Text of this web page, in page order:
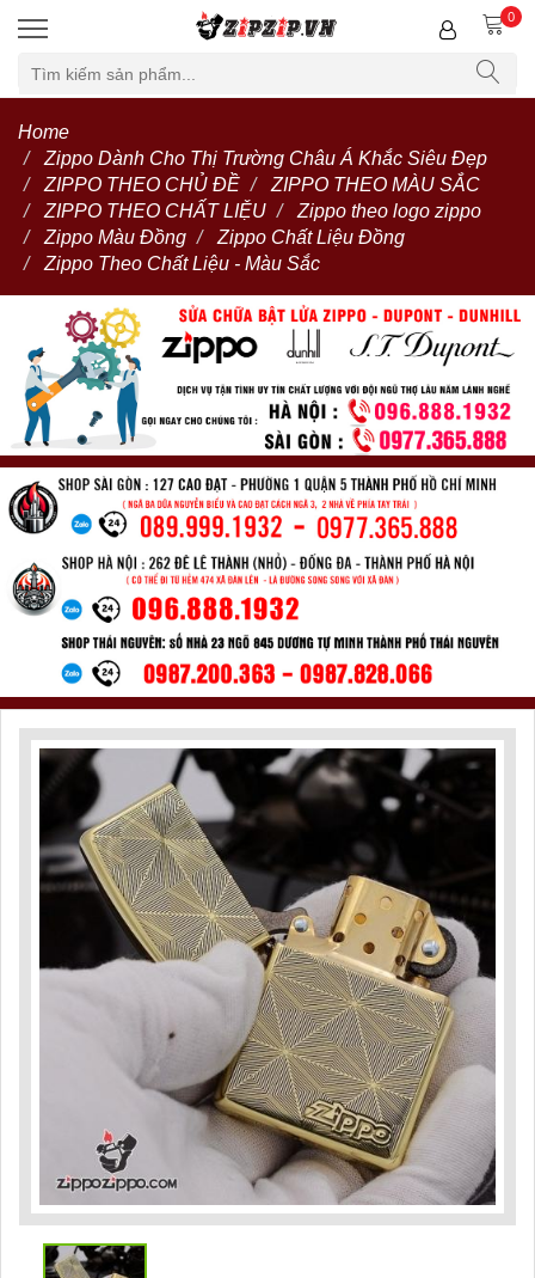
0
Home
Zippo Dành Cho Thị Trường Châu Á Khắc Siêu Đẹp
ZIPPO THEO CHỦ ĐỀ
ZIPPO THEO MÀU SẮC
ZIPPO THEO CHẤT LIỆU
Zippo theo logo zippo
Zippo Màu Đồng
Zippo Chất Liệu Đồng
Zippo Theo Chất Liệu - Màu Sắc